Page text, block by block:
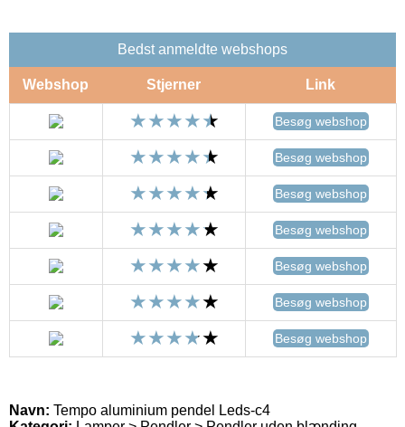
Bedst anmeldte webshops
Webshop Stjerner Link
Besøg webshop
Besøg webshop
Besøg webshop
Besøg webshop
Besøg webshop
Besøg webshop
Besøg webshop
Navn: Tempo aluminium pendel Leds-c4